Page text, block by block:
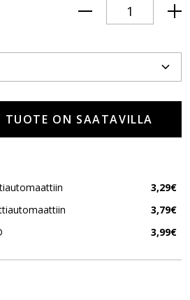
ON SAATAVILLA
3,29€
3,79€
3,99€